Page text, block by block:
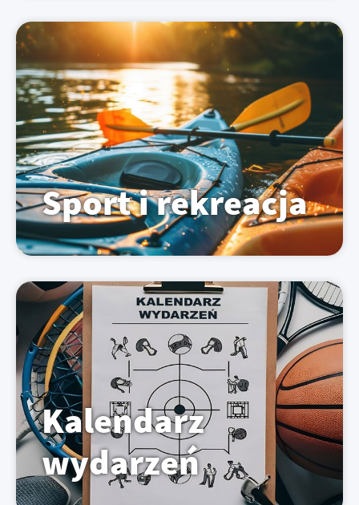
Sport i rekreacja
Kalendarz
wydarzeń